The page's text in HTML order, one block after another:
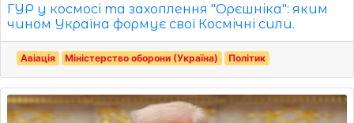
ГУР у космосі та захоплення "Орєшніка": яким
чином Україна формує свої Космічні сили.
Авіація Міністерство оборони (Україна) Політик